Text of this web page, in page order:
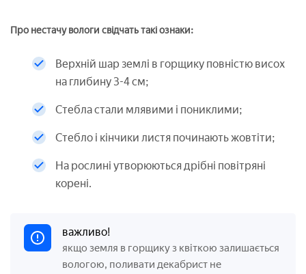
Про нестачу вологи свідчать такі ознаки:
Верхній шар землі в горщику повністю висох
на глибину 3-4 см;
Стебла стали млявими і пониклими;
Стебло і кінчики листя починають жовтіти;
На рослині утворюються дрібні повітряні
корені.
важливо!
якщо земля в горщику з квіткою залишається
вологою, поливати декабрист не